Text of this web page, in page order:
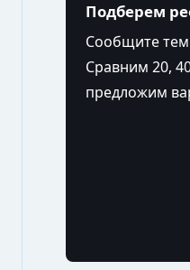
Подберем
Сообщите
Сравним 20,
предложим